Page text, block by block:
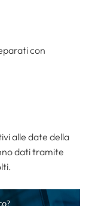
con
alle date della
dati tramite